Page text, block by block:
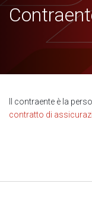
Il contraente è la
contratto di